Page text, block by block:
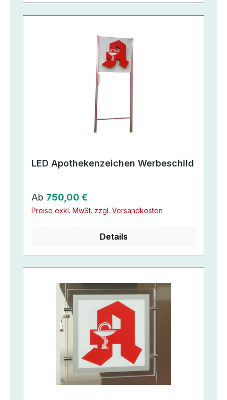
LED Apothekenzeichen Werbeschild
Regulärer Preis:
Ab 750,00 €
Preise exkl. MwSt. zzgl. Versandkosten
Details